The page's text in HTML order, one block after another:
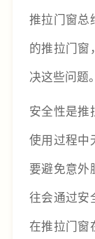
推拉门窗总
的推拉门窗
决这些问题。
安全性是推
使用过程中
要避免意外
往会通过安
在推拉门窗